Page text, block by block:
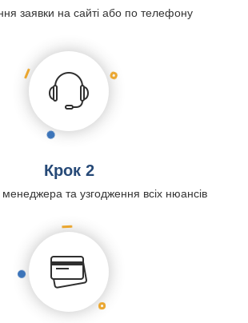
заявки на сайті або по телефону
Крок 2
менеджера та узгодження всіх нюансів